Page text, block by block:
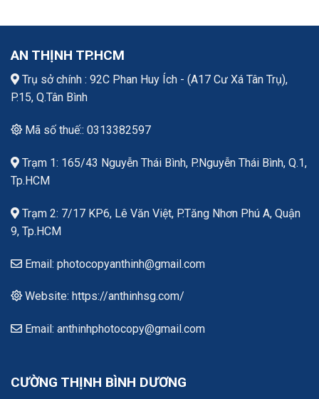
AN THỊNH TP.HCM
Trụ sở chính : 92C Phan Huy Ích - (A17 Cư Xá Tân Trụ),
P.15, Q.Tân Bình
Mã số thuế:: 0313382597
Trạm 1: 165/43 Nguyễn Thái Bình, P.Nguyễn Thái Bình, Q.1,
Tp.HCM
Trạm 2: 7/17 KP6, Lê Văn Việt, P.Tăng Nhơn Phú A, Quận
9, Tp.HCM
Email: photocopyanthinh@gmail.com
Website: https://anthinhsg.com/
Email: anthinhphotocopy@gmail.com
CƯỜNG THỊNH BÌNH DƯƠNG